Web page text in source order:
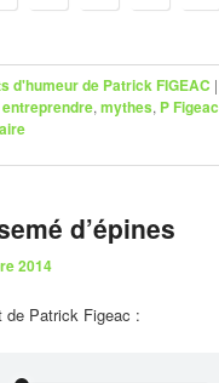
d'humeur de Patrick FIGEAC |
entreprendre,mythes, P Figeac
d’épines
2014
de Patrick Figeac :